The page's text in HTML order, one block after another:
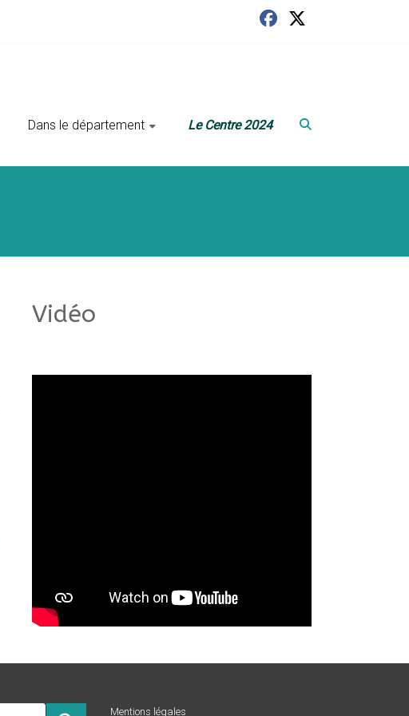
‎ ‎ Dans le département Le Centre 2024
Vidéo
Mentions légales